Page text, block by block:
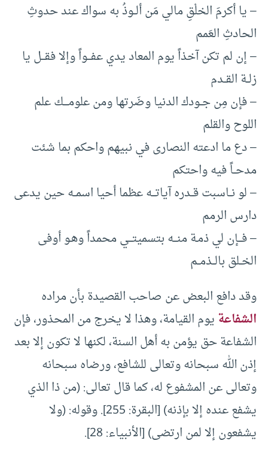
– يا أكرمَ الخلْقِ مالي مَن ألــوذُ به سواك عند حدوثِ
الحادثِ العَمم
– إن لم تكن آخذاً يوم المعاد يدي عفـــواً وإلا فقـــل يا
زلــة القــدم
– فإن مِن جــودك الدنيا وضَرتها ومن علومــــك علم
اللوح والقلم
– دع ما ادعته النصارى في نبيهم واحكم بما شئت
مدحــاً فيه واحتكم
– لو نــاسبت قــدره آياتـــه عظما أحيا اسمــه حين يدعى
دارس الرمم
– فـــإن لي ذمـة منـــه بتسميتـــي محمداً وهـو أوفى
الخــلق بالــذمــم
وقد دافع البعض عن صاحب القصيدة بأن مراده
الشفاعةيوم القيامة، وهذا لا يخرج من المحذور، فإن
الشفاعة حق يؤمن به أهل السنة، لكنها لا تكون إلا بعد
إذن الله سبحانه وتعالى للشافع، ورضاه سبحانه
وتعالى عن المشفوع له، كما قال تعالى: (من ذا الذي
يشفع عنده إلا بإذنه) [البقرة: 255]. وقوله: (ولا
يشفعون إلا لمن ارتضى) [الأنبياء: 28].